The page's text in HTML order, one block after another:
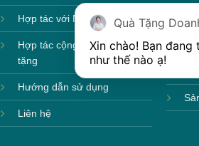
Hợp tác với Nhà cung cấp
Hợp tác cộng tác viên quà
tặng
Hướng dẫn sử dụng
Liên hệ
Quà Tặng
Xin chào! Bạn đang
như thế nào ạ!